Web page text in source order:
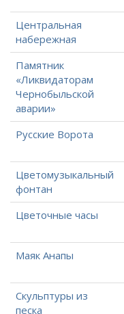
Центральная
набережная
Памятник
«Ликвидаторам
Чернобыльской
аварии»
Русские Ворота
Цветомузыкальный
фонтан
Цветочные часы
Маяк Анапы
Скульптуры из
песка